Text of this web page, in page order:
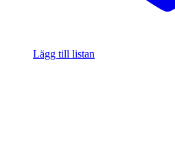
Lägg till listan